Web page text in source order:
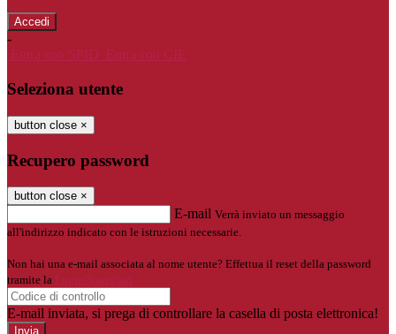
-
Entra con SPID
Entra con CIE
Seleziona utente
button close ×
Recupero password
button close ×
E-mail Verrà inviato un messaggio
all'indirizzo indicato con le istruzioni necessarie.
Non hai una e-mail associata al nome utente? Effettua il reset della password
tramite la
Login Spaggiari
E-mail inviata, si prega di controllare la casella di posta elettronica!